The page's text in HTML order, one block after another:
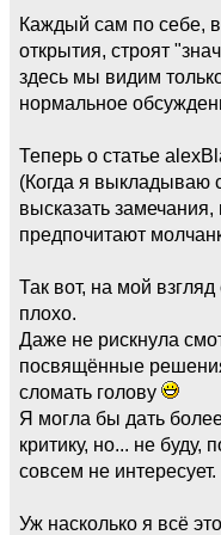
Каждый сам по себе,
открытия, строят
здесь мы видим
нормальное
Теперь о статье
(Когда я выкладываю
высказать
предпочитают
Так вот, на мой
плохо.
Даже не рискнула
посвящённые
сломать голову
Я могла бы дать
критику, но... не буду,
совсем не интересует.
Уж насколько я всё